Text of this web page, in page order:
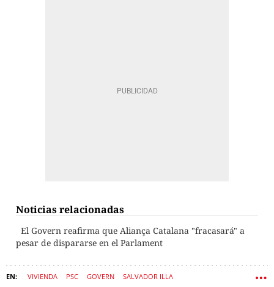
Noticias relacionadas
El Govern reafirma que Aliança Catalana "fracasará" a
pesar de dispararse en el Parlament
VIVIENDA PSC GOVERN SALVADOR ILLA